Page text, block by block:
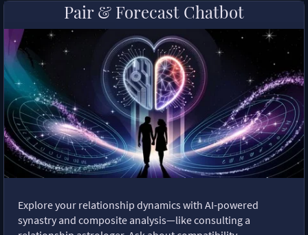
Pair & Forecast Chatbot
Explore your relationship dynamics with AI-powered
synastry and composite analysis—like consulting a